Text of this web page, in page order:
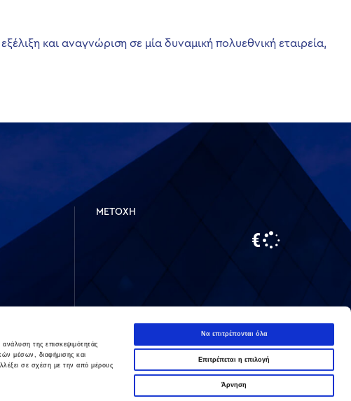
της επισκεψιμότητάς
μέσων, διαφήμισης και
σε σχέση με την από μέρους
Να επιτρέπονται όλα
Επιτρέπεται η επιλογή
Άρνηση
και αναγνώριση σε μία δυναμική πολυεθνική εταιρεία,
ΜΕΤΟΧΗ
LinkedIn